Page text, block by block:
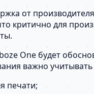
от
критично для
One будет
важно
печати;